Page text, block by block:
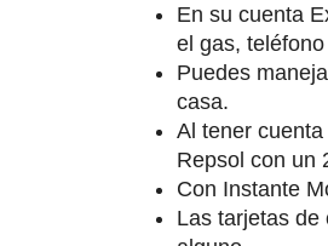
En su cuenta
el gas,
Puedes
casa.
Al tener
Repsol con un
Con Instante
Las tarjetas de